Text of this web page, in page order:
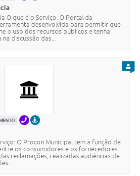
O que é o Serviço: O Portal da
desenvolvida para permitir que
o uso dos recursos públicos e tenha
discussão das...
TELEFONEPRESENCIAL
O Procon Municipal tem a função de
os consumidores e os fornecedores.
reclamações, realizadas audiências de